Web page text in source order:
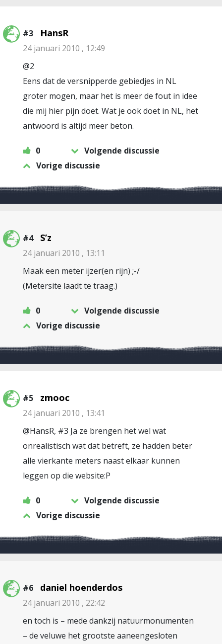
#3 HansR
24 januari 2010 , 12:49
@2
Eens dat de versnipperde gebiedjes in NL
groter mogen, maar het is meer de fout in idee
die mij hier pijn doet. Wat je ook doet in NL, het
antwoord is altijd meer beton.
0
Volgende discussie
Vorige discussie
#4 S’z
24 januari 2010 , 13:11
Maak een meter ijzer(en rijn) ;-/
(Metersite laadt te traag.)
0
Volgende discussie
Vorige discussie
#5 zmooc
24 januari 2010 , 13:41
@HansR, #3 Ja ze brengen het wel wat
onrealistisch wat dat betreft, ze hadden beter
alle vierkante meters naast elkaar kunnen
leggen op die website:P
0
Volgende discussie
Vorige discussie
#6 daniel hoenderdos
24 januari 2010 , 22:42
en toch is – mede dankzij natuurmonumenten
– de veluwe het grootste aaneengesloten